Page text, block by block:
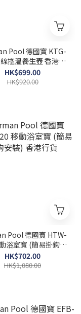
Pool 德國寶 KTG-
控溫養生壺 香港行
貨
HK$699.00
HK$920.00
Pool 德國寶 HTW-
浴室寶 (簡易掛鈎安
裝) 香港行貨
HK$702.00
HK$1,080.00